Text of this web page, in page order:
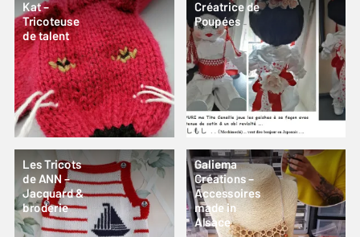
Kat –
Tricoteuse
de talent
Créatrice de
Poupées
Les Tricots
de ANN –
Jacquard &
broderie
Galiema
Créations –
Accessoires
made in
Alsace